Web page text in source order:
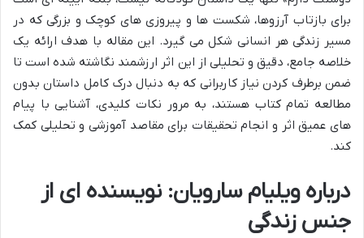
برای بازتاب آرزوها، شکست ها و پیروزی های کوچک و بزرگی که در
مسیر زندگی هر انسانی شکل می گیرد. این مقاله با هدف ارائه یک
خلاصه جامع، دقیق و تحلیلی از این اثر ارزشمند نگاشته شده است تا
ضمن برطرف کردن نیاز کاربرانی که به دنبال درک کامل داستان بدون
مطالعه تمام کتاب هستند، به مرور نکات کلیدی، آشنایی با پیام
های عمیق اثر و انجام تحقیقات برای مقاصد آموزشی و تحلیلی کمک
کند.
درباره ویلیام سارویان: نویسنده ای از
جنس زندگی